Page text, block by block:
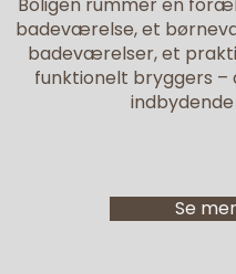
badeværelse, et
badeværelser, et
funktionelt bryggers –
Se